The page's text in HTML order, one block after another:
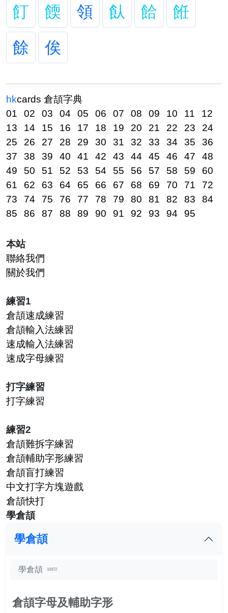
飣
餪 領 飤 餄
餁
餘
俟
hkcards 倉頡字典
01
02 03 04 05 06 07 08 09 10 11
12
13
14 15 16 17 18 19 20 21 22 23
24
25
26 27 28 29 30 31 32 33 34 35
36
37
38 39 40 41 42 43 44 45 46 47
48
49
50 51 52 53 54 55 56 57 58 59
60
61
62 63 64 65 66 67 68 69 70 71
72
73
74 75 76 77 78 79 80 81 82 83
84
85
86 87 88 89 90 91 92 93 94 95
本站
聯絡我們
關於我們
練習1
倉頡速成練習
倉頡輸入法練習
速成輸入法練習
速成字母練習
打字練習
打字練習
練習2
倉頡難拆字練習
倉頡輔助字形練習
倉頡盲打練習
中文打字方塊遊戲
倉頡快打
學倉頡
學倉頡
學倉頡 10472
倉頡字母及輔助字形